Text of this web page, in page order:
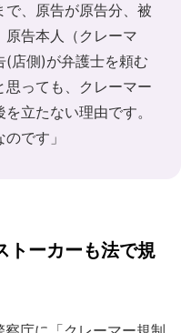
、原告が原告分、被
告本人（クレーマ
(店側)が弁護士を頼む
思っても、クレーマー
立たない理由です。
です」
トーカーも法で規